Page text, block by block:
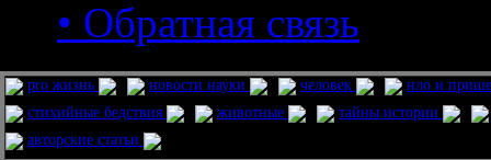
• Обратная связь
pro жизнь новости науки человек
нло и
стихийные бедствия
животные
тайны истории
авторские статьи